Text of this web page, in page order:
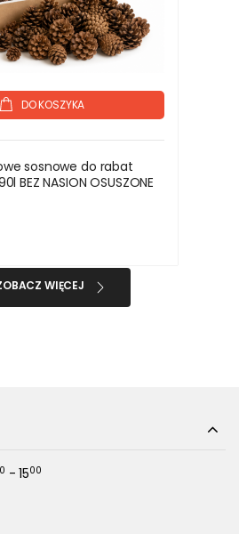
DO KOSZYKA
sosnowe do rabat
BEZ NASION OSUSZONE
WIĘCEJ
- 1500